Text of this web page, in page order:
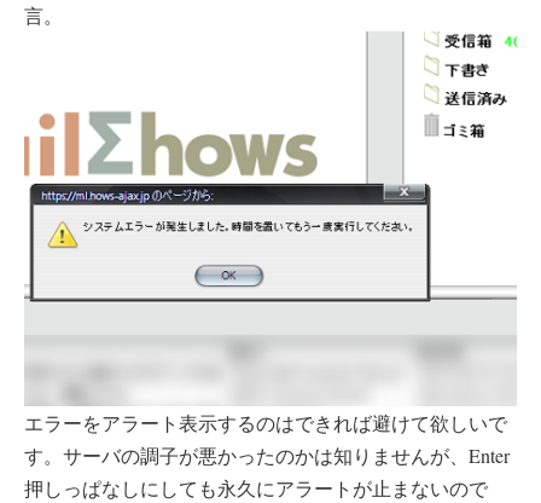
言。
エラーをアラート表示するのはできれば避けて欲しいで
す。サーバの調子が悪かったのかは知りませんが、Enter
押しっぱなしにしても永久にアラートが止まないので